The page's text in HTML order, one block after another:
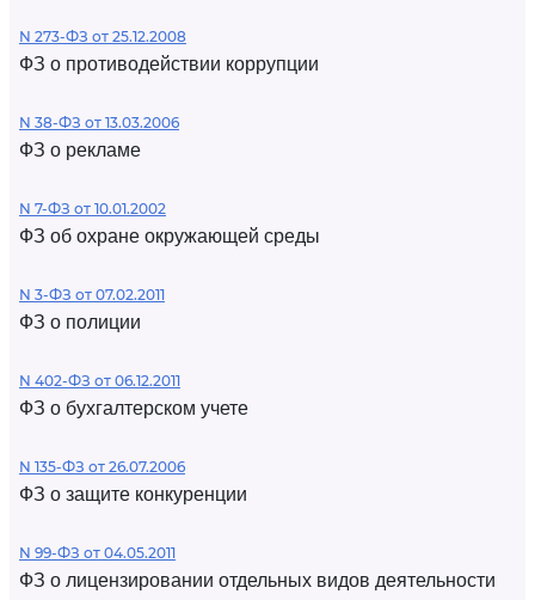
N 273-ФЗ от 25.12.2008
ФЗ о противодействии коррупции
N 38-ФЗ от 13.03.2006
ФЗ о рекламе
N 7-ФЗ от 10.01.2002
ФЗ об охране окружающей среды
N 3-ФЗ от 07.02.2011
ФЗ о полиции
N 402-ФЗ от 06.12.2011
ФЗ о бухгалтерском учете
N 135-ФЗ от 26.07.2006
ФЗ о защите конкуренции
N 99-ФЗ от 04.05.2011
ФЗ о лицензировании отдельных видов деятельности